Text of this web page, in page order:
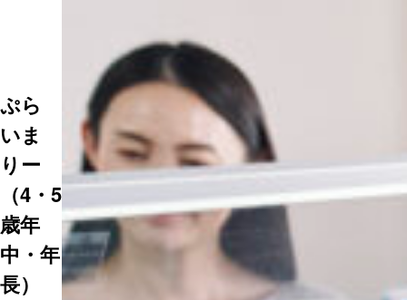
ぷら
いま
りー
（4・5
歳年
中・年
長）